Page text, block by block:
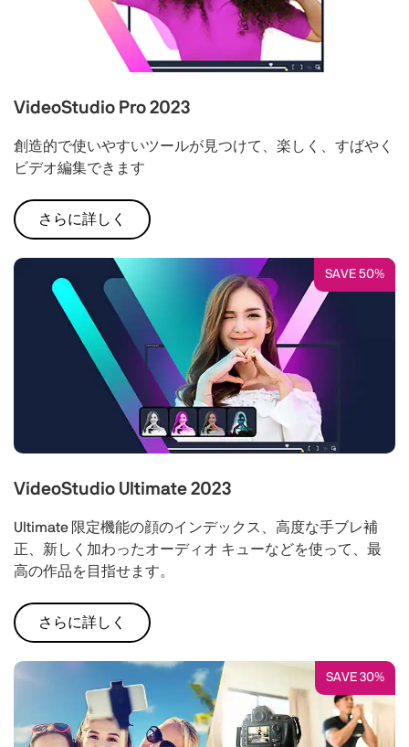
VideoStudio Pro 2023
創造的で使いやすいツールが見つけて、楽しく、すばやく
ビデオ編集できます
さらに詳しく
SAVE 50%
VideoStudio Ultimate 2023
Ultimate 限定機能の顔のインデックス、高度な手ブレ補
正、新しく加わったオーディオ キューなどを使って、最
高の作品を目指せます。
さらに詳しく
SAVE 30%